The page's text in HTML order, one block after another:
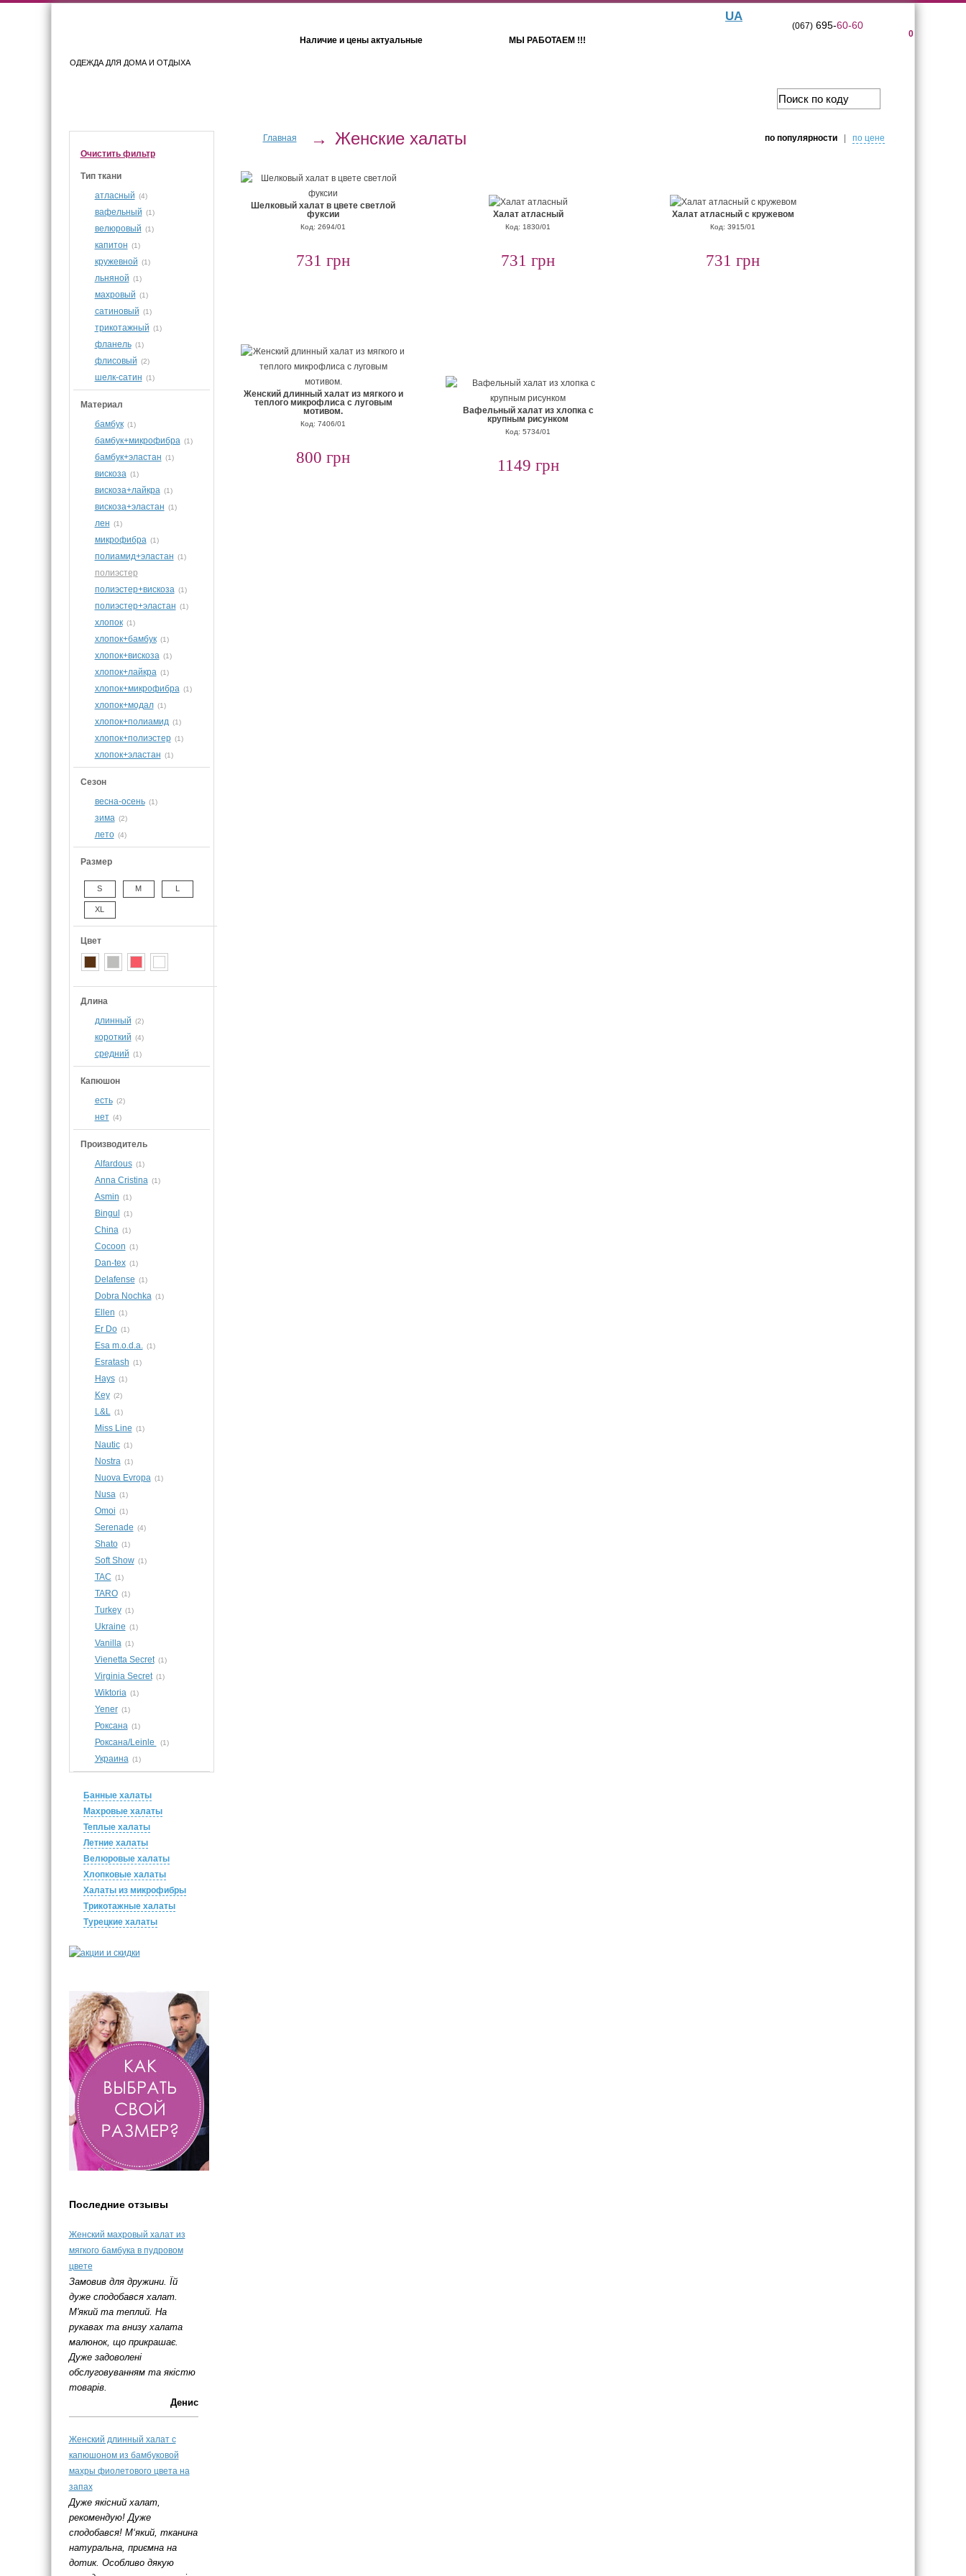
ОДЕЖДА ДЛЯ ДОМА И ОТДЫХА
Наличие и цены актуальные МЫ РАБОТАЕМ !!!
UA
0
(067)695-60-60
Очистить фильтр
Тип ткани
атласный (4)
вафельный (1)
велюровый (1)
капитон (1)
кружевной (1)
льняной (1)
махровый (1)
сатиновый (1)
трикотажный (1)
фланель (1)
флисовый (2)
шелк-сатин (1)
Материал
бамбук (1)
бамбук+микрофибра (1)
бамбук+эластан (1)
вискоза (1)
вискоза+лайкра (1)
вискоза+эластан (1)
лен (1)
микрофибра (1)
полиамид+эластан (1)
полиэстер
полиэстер+вискоза (1)
полиэстер+эластан (1)
хлопок (1)
хлопок+бамбук (1)
хлопок+вискоза (1)
хлопок+лайкра (1)
хлопок+микрофибра (1)
хлопок+модал (1)
хлопок+полиамид (1)
хлопок+полиэстер (1)
хлопок+эластан (1)
Сезон
весна-осень (1)
зима (2)
лето (4)
Размер
S M L
XL
Цвет
Длина
длинный (2)
короткий (4)
средний (1)
Капюшон
есть (2)
нет (4)
Производитель
Alfardous (1)
Anna Cristina (1)
Asmin (1)
Bingul (1)
China (1)
Cocoon (1)
Dan-tex (1)
Delafense (1)
Dobra Nochka (1)
Ellen (1)
Er Do (1)
Esa m.o.d.a. (1)
Esratash (1)
Hays (1)
Key (2)
L&L (1)
Miss Line (1)
Nautic (1)
Nostra (1)
Nuova Evropa (1)
Nusa (1)
Omoi (1)
Serenade (4)
Shato (1)
Soft Show (1)
TAC (1)
TARO (1)
Turkey (1)
Ukraine (1)
Vanilla (1)
Vienetta Secret (1)
Virginia Secret (1)
Wiktoria (1)
Yener (1)
Роксана (1)
Роксана/Leinle (1)
Украина (1)
Банные халаты
Махровые халаты
Теплые халаты
Летние халаты
Велюровые халаты
Хлопковые халаты
Халаты из микрофибры
Трикотажные халаты
Турецкие халаты
Последние отзывы
Женский махровый халат из
мягкого бамбука в пудровом
цвете
Замовив для дружини. Їй
дуже сподобався халат.
М'який та теплий. На
рукавах та внизу халата
малюнок, що прикрашає.
Дуже задоволені
обслуговуванням та якістю
товарів.
Денис
Женский длинный халат с
капюшоном из бамбуковой
махры фиолетового цвета на
запах
Дуже якісний халат,
рекомендую! Дуже
сподобався! М‘який, тканина
натуральна, приємна на
дотик. Особливо дякую
Главная → Женские халаты по популярности| по цене
Шелковый халат в цвете светлой
фуксии
Код: 2694/01
731 грн
Халат атласный
Код: 1830/01
731 грн
Халат атласный с кружевом
Код: 3915/01
731 грн
Женский длинный халат из мягкого и
теплого микрофлиса с луговым
мотивом.
Код: 7406/01
800 грн
Вафельный халат из хлопка с
крупным рисунком
Код: 5734/01
1149 грн